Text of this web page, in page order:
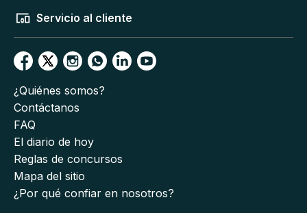
Servicio al cliente
¿Quiénes somos?
Contáctanos
FAQ
El diario de hoy
Reglas de concursos
Mapa del sitio
¿Por qué confiar en nosotros?